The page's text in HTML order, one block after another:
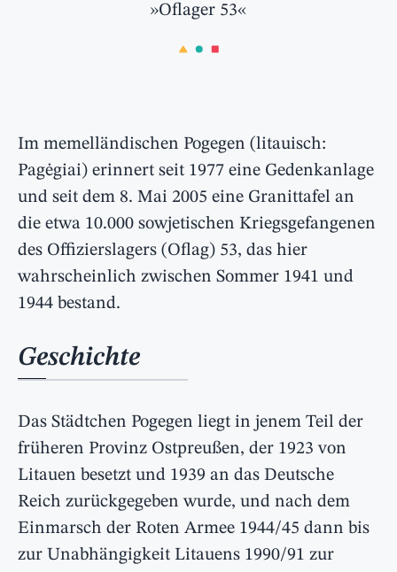
»Oflager 53«
Im memelländischen Pogegen (litauisch:
Pagėgiai) erinnert seit 1977 eine Gedenkanlage
und seit dem 8. Mai 2005 eine Granittafel an
die etwa 10.000 sowjetischen Kriegsgefangenen
des Offizierslagers (Oflag) 53, das hier
wahrscheinlich zwischen Sommer 1941 und
1944 bestand.
Geschichte
Das Städtchen Pogegen liegt in jenem Teil der
früheren Provinz Ostpreußen, der 1923 von
Litauen besetzt und 1939 an das Deutsche
Reich zurückgegeben wurde, und nach dem
Einmarsch der Roten Armee 1944/45 dann bis
zur Unabhängigkeit Litauens 1990/91 zur